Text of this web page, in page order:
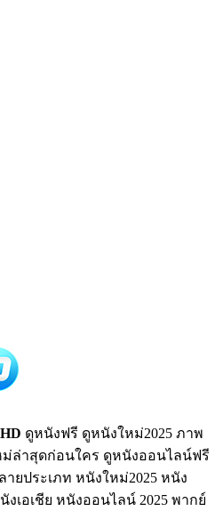
ดูหนังฟรี ดูหนังใหม่2025 ภาพ
ล่าสุดก่อนใคร ดูหนังออนไลน์ฟรี
ยประเภท หนังใหม่2025 หนัง
งเอเชีย หนังออนไลน์ 2025 พากย์